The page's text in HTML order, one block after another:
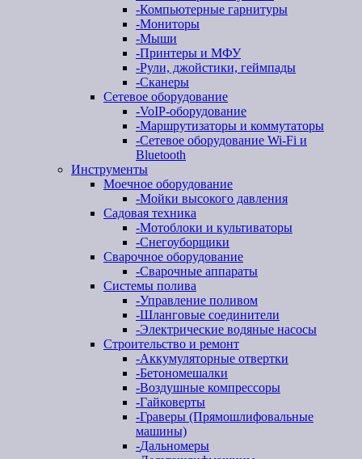
-Компьютерные гарнитуры
-Мониторы
-Мыши
-Принтеры и МФУ
-Рули, джойстики, геймпады
-Сканеры
Сетевое оборудование
-VoIP-оборудование
-Маршрутизаторы и коммутаторы
-Сетевое оборудование Wi-Fi и
Bluetooth
Инструменты
Моечное оборудование
-Мойки высокого давления
Садовая техника
-Мотоблоки и культиваторы
-Снегоуборщики
Сварочное оборудование
-Сварочные аппараты
Системы полива
-Управление поливом
-Шланговые соединители
-Электрические водяные насосы
Строительство и ремонт
-Аккумуляторные отвертки
-Бетономешалки
-Воздушные компрессоры
-Гайковерты
-Граверы (Прямошлифовальные
машины)
-Дальномеры